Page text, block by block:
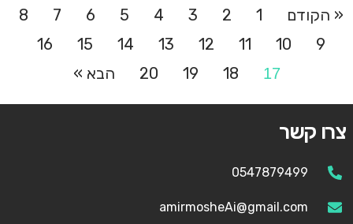
« הקודם 1
2
3
4
5
6
7
8
9
10
11
12
13
14
15
16
17
18
19
20 הבא »
צרו קשר
0547879499
amirmosheAi@gmail.com